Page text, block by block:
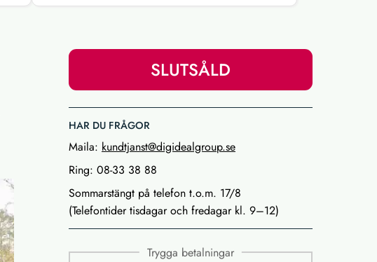
SLUTSÅLD
HAR DU FRÅGOR
Maila: kundtjanst@digidealgroup.se
Ring: 08-33 38 88
Sommarstängt på telefon t.o.m. 17/8
(Telefontider tisdagar och fredagar kl. 9–12)
Trygga betalningar